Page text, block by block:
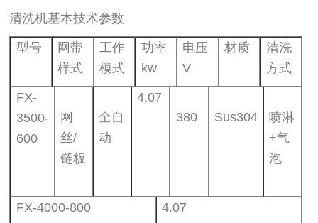
清洗机基本技术参数
型号
网带
样式
工作
模式
功率
kw
电压
V
材质
清洗
方式
FX-
3500-
600
网
丝/
链板
全自
动
4.07
380
Sus304
喷淋
+气
泡
FX-4000-800 4.07